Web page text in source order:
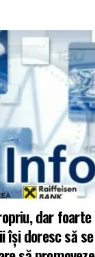
dar foarte
își doresc să se